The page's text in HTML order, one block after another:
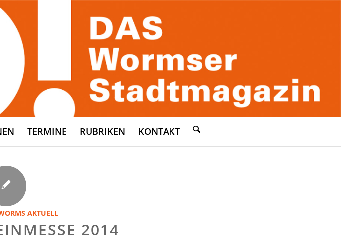
TERMINE RUBRIKEN KONTAKT
AKTUELL
2014